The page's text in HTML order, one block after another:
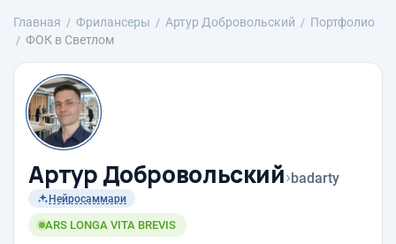
Главная Фрилансеры Артур Добровольский
Портфолио
ФОК в Светлом
Артур Добровольский›badarty
Нейросаммари
ARS LONGA VITA BREVIS